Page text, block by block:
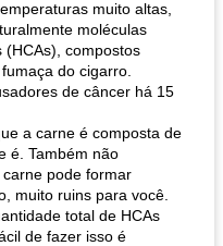
muito altas,
moléculas
compostos
do cigarro.
de câncer há 15
a carne é composta de
é. Também não
pode formar
muito ruins para você.
total de HCAs
de fazer isso é